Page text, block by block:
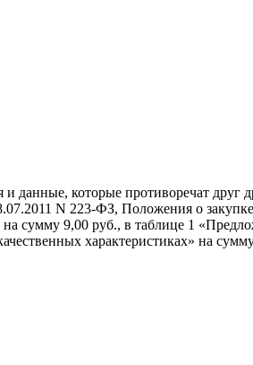
данные, которые противоречат друг
N 223-ФЗ, Положения о закупке
сумму 9,00 руб., в таблице 1
характеристиках» на